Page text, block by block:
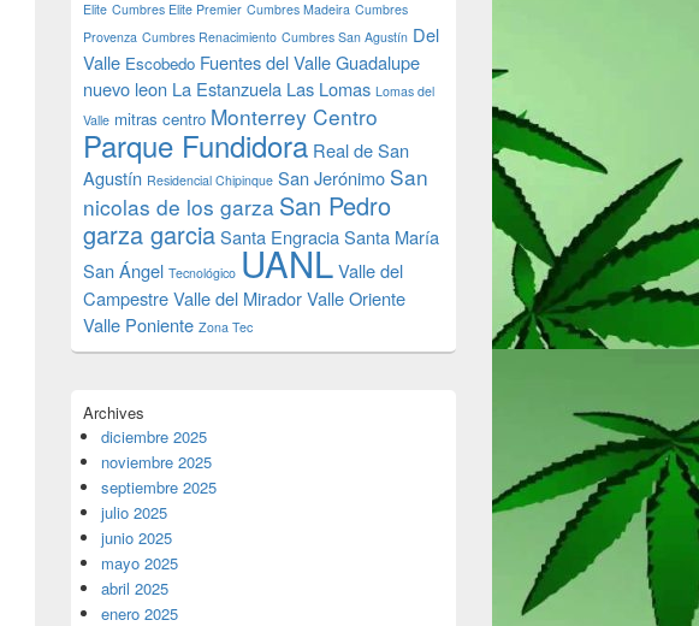
Elite Cumbres Elite Premier Cumbres Madeira Cumbres
Provenza Cumbres Renacimiento Cumbres San Agustín Del
Valle Escobedo Fuentes del ValleGuadalupe
nuevo leon La Estanzuela Las Lomas Lomas del
Valle mitras centro Monterrey Centro
Parque Fundidora Real de San
Agustín Residencial Chipinque San Jerónimo San
nicolas de los garza San Pedro
garza garciaSanta EngraciaSanta María
San Ángel Tecnológico UANLValle del
CampestreValle del MiradorValle Oriente
Valle Poniente Zona Tec
Archives
diciembre 2025
noviembre 2025
septiembre 2025
julio 2025
junio 2025
mayo 2025
abril 2025
enero 2025